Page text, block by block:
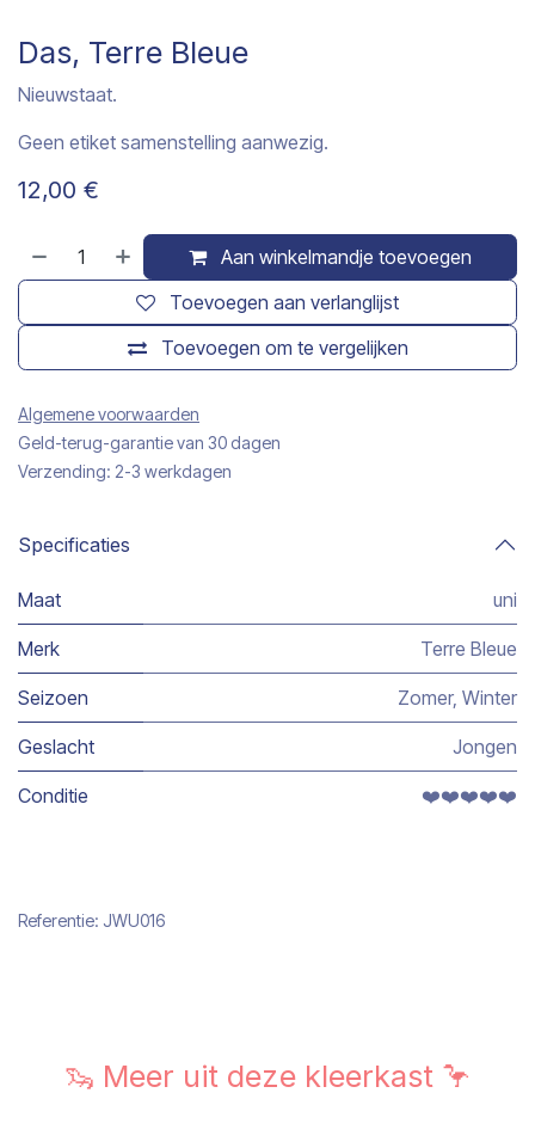
Das, Terre Bleue
Nieuwstaat.
Geen etiket samenstelling aanwezig.
12,00 €
Aan winkelmandje toevoegen
Toevoegen om te vergelijken
Toevoegen aan verlanglijst
Algemene voorwaarden
Geld-terug-garantie van 30 dagen
Verzending: 2-3 werkdagen
Specificaties
Maat uni
Merk Terre Bleue
Seizoen Zomer, Winter
Geslacht Jongen
Conditie ❤️❤️❤️❤️❤️
Referentie: JWU016
🦦 Meer uit deze kleerkast 🦩